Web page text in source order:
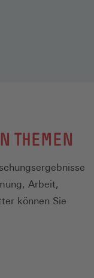
THEMEN
Arbeit,
können Sie